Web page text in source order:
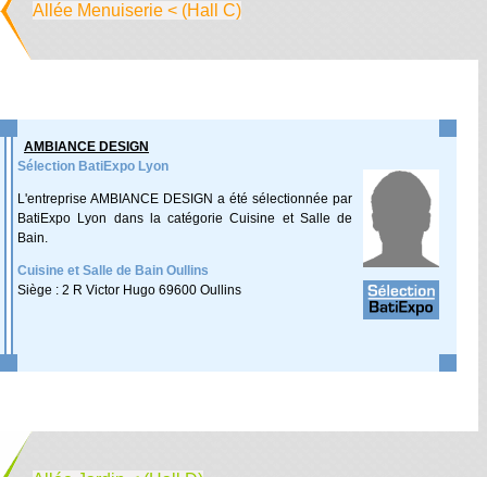
Allée Menuiserie < (Hall C)
AMBIANCE DESIGN
Sélection BatiExpo Lyon
L'entreprise AMBIANCE DESIGN a été sélectionnée par
BatiExpo Lyon dans la catégorie Cuisine et Salle de
Bain.
Cuisine et Salle de Bain Oullins
Siège : 2 R Victor Hugo 69600 Oullins